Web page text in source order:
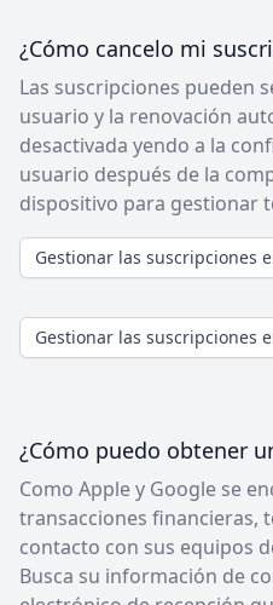
¿Cómo cancelo mi
Las suscripciones pueden
usuario y la renovación
desactivada yendo a la
usuario después de la
dispositivo para gestionar
Gestionar las suscripciones
Gestionar las suscripciones
¿Cómo puedo obtener
Como Apple y Google se
transacciones financieras,
contacto con sus equipos
Busca su información de